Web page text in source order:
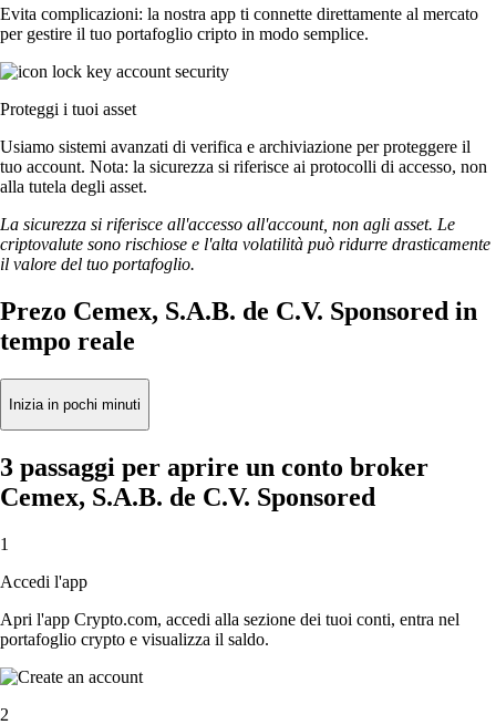
Evita complicazioni: la nostra app ti connette direttamente al mercato
per gestire il tuo portafoglio cripto in modo semplice.
Proteggi i tuoi asset
Usiamo sistemi avanzati di verifica e archiviazione per proteggere il
tuo account. Nota: la sicurezza si riferisce ai protocolli di accesso, non
alla tutela degli asset.
La sicurezza si riferisce all'accesso all'account, non agli asset. Le
criptovalute sono rischiose e l'alta volatilità può ridurre drasticamente
il valore del tuo portafoglio.
Prezo Cemex, S.A.B. de C.V. Sponsored in
tempo reale
Inizia in pochi minuti
3 passaggi per aprire un conto broker
Cemex, S.A.B. de C.V. Sponsored
1
Accedi l'app
Apri l'app Crypto.com, accedi alla sezione dei tuoi conti, entra nel
portafoglio crypto e visualizza il saldo.
2